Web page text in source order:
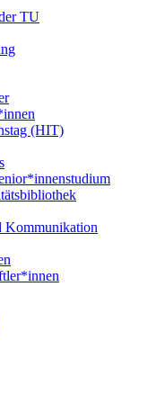
TU
(HIT)
Kommunikation